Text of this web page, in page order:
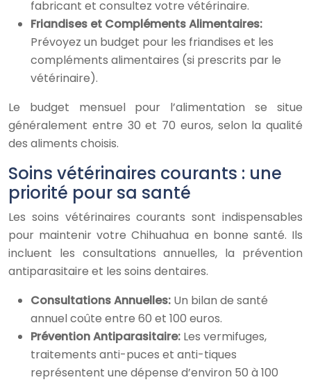
fabricant et consultez votre vétérinaire.
Friandises et Compléments Alimentaires:
Prévoyez un budget pour les friandises et les
compléments alimentaires (si prescrits par le
vétérinaire).
Le budget mensuel pour l’alimentation se situe
généralement entre 30 et 70 euros, selon la qualité
des aliments choisis.
Soins vétérinaires courants : une
priorité pour sa santé
Les soins vétérinaires courants sont indispensables
pour maintenir votre Chihuahua en bonne santé. Ils
incluent les consultations annuelles, la prévention
antiparasitaire et les soins dentaires.
Consultations Annuelles: Un bilan de santé
annuel coûte entre 60 et 100 euros.
Prévention Antiparasitaire: Les vermifuges,
traitements anti-puces et anti-tiques
représentent une dépense d’environ 50 à 100